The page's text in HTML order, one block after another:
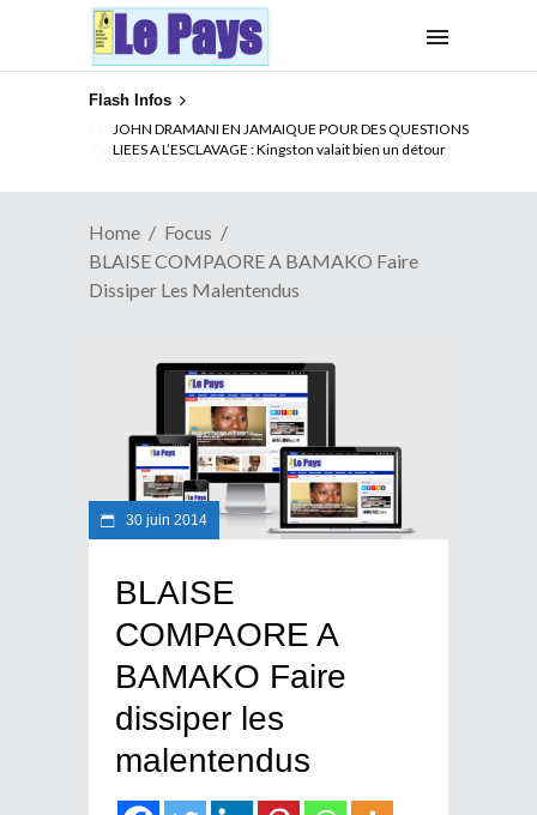
Flash Infos
ELECTION DE TALON A LA TETE DU SENAT BENINOIS :
Quand Patrice quitte le pouvoir sans partir !
Home
Focus
BLAISE COMPAORE A BAMAKO Faire
Dissiper Les Malentendus
30 juin 2014
BLAISE
COMPAORE A
BAMAKO Faire
dissiper les
malentendus